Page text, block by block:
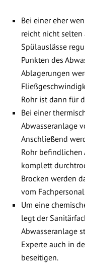
Bei einer eher
reicht nicht selten
Spülauslässe
Punkten des
Ablagerungen
Rohr ist dann für
Bei einer
Abwasseranlage
Anschließend
Rohr befindlichen
komplett
Brocken werden
vom
Um eine
legt der
Abwasseranlage
Experte auch in
beseitigen.